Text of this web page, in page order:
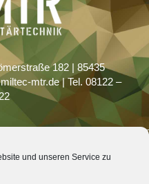
und unseren Service zu
182 | 85435
mtr.de | Tel. 08122 –
Kontakt